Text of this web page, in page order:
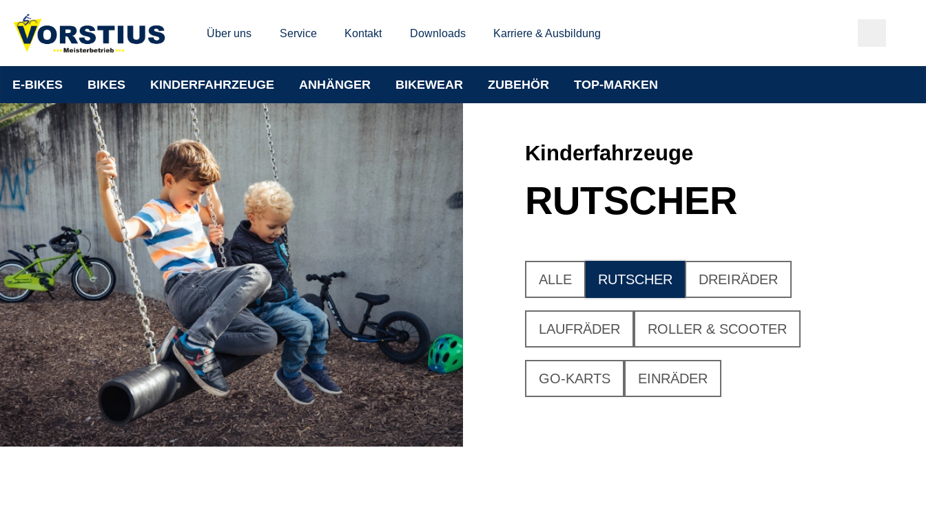
Über uns Service Kontakt Downloads Karriere & Ausbildung
E-BIKES BIKES KINDERFAHRZEUGE ANHÄNGER BIKEWEAR ZUBEHÖR TOP-MARKEN
Kinderfahrzeuge
RUTSCHER
ALLE RUTSCHER DREIRÄDER
LAUFRÄDER ROLLER & SCOOTER
GO-KARTS EINRÄDER